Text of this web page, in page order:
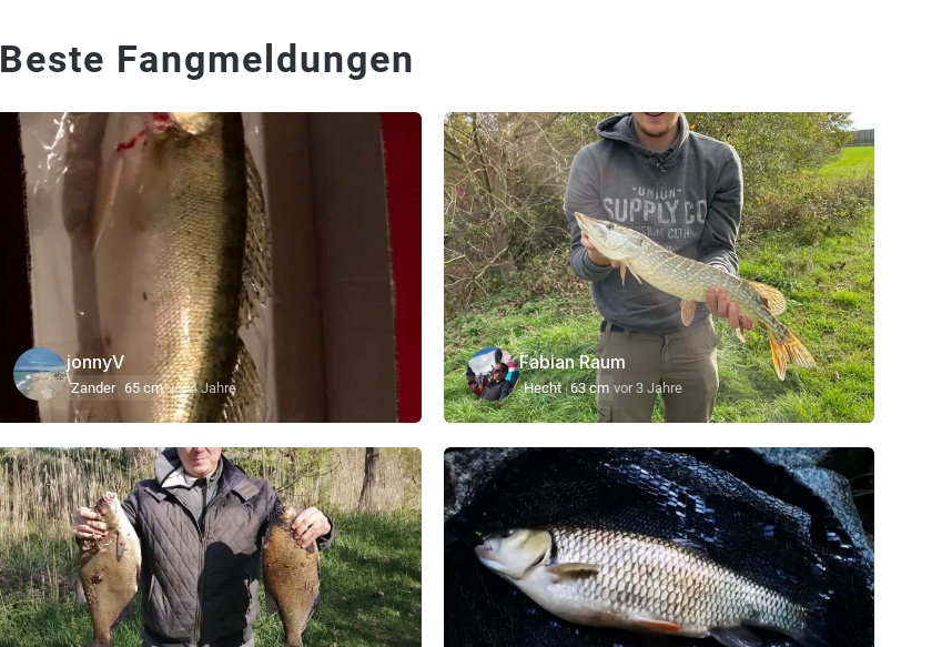
Beste Fangmeldungen
jonnyV
Zander 65 cm vor 4 Jahre
Fabian Raum
Hecht 63 cm vor 3 Jahre